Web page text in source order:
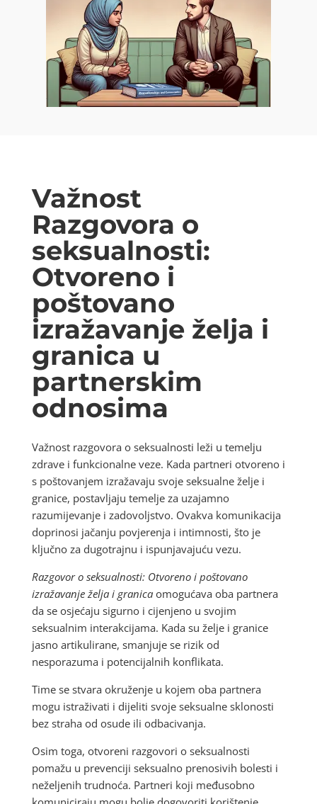
Važnost
Razgovora o
seksualnosti:
Otvoreno i
poštovano
izražavanje želja i
granica u
partnerskim
odnosima
Važnost razgovora o seksualnosti leži u temelju
zdrave i funkcionalne veze. Kada partneri otvoreno i
s poštovanjem izražavaju svoje seksualne želje i
granice, postavljaju temelje za uzajamno
razumijevanje i zadovoljstvo. Ovakva komunikacija
doprinosi jačanju povjerenja i intimnosti, što je
ključno za dugotrajnu i ispunjavajuću vezu.
Razgovor o seksualnosti: Otvoreno i poštovano
izražavanje želja i granicaomogućava oba partnera
da se osjećaju sigurno i cijenjeno u svojim
seksualnim interakcijama. Kada su želje i granice
jasno artikulirane, smanjuje se rizik od
nesporazuma i potencijalnih konflikata.
Time se stvara okruženje u kojem oba partnera
mogu istraživati i dijeliti svoje seksualne sklonosti
bez straha od osude ili odbacivanja.
Osim toga, otvoreni razgovori o seksualnosti
pomažu u prevenciji seksualno prenosivih bolesti i
neželjenih trudnoća. Partneri koji međusobno